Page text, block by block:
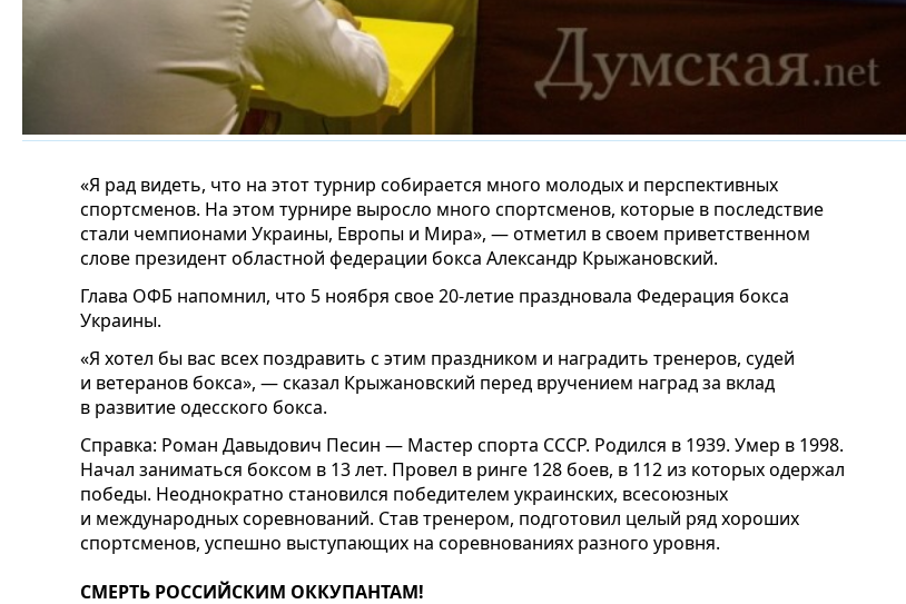
«Я рад видеть, что на этот турнир собирается много молодых и перспективных
спортсменов. На этом турнире выросло много спортсменов, которые в последствие
стали чемпионами Украины, Европы и Мира», — отметил в своем приветственном
слове президент областной федерации бокса Александр Крыжановский.
Глава ОФБ напомнил, что 5 ноября свое 20-летие праздновала Федерация бокса
Украины.
«Я хотел бы вас всех поздравить с этим праздником и наградить тренеров, судей
и ветеранов бокса», — сказал Крыжановский перед вручением наград за вклад
в развитие одесского бокса.
Справка: Роман Давыдович Песин — Мастер спорта СССР. Родился в 1939. Умер в 1998.
Начал заниматься боксом в 13 лет. Провел в ринге 128 боев, в 112 из которых одержал
победы. Неоднократно становился победителем украинских, всесоюзных
и международных соревнований. Став тренером, подготовил целый ряд хороших
спортсменов, успешно выступающих на соревнованиях разного уровня.
СМЕРТЬ РОССИЙСКИМ ОККУПАНТАМ!